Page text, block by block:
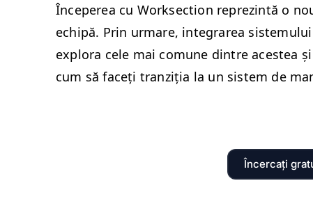
Începerea cu Work­sec­tion reprez­in­tă o
echipă. Prin urmare, inte­grarea
explo­ra cele mai comune din­tre aces­tea
cum să faceți tranz­iția la un sis­tem de
Încercați